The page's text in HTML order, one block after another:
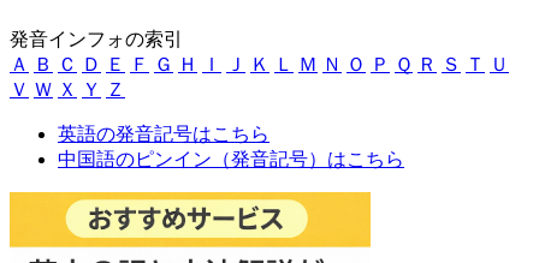
発音インフォの索引
Ａ
Ｂ Ｃ Ｄ Ｅ Ｆ Ｇ Ｈ Ｉ Ｊ Ｋ Ｌ Ｍ Ｎ Ｏ Ｐ Ｑ Ｒ Ｓ Ｔ
Ｕ
Ｖ Ｗ Ｘ Ｙ Ｚ
英語の発音記号はこちら
中国語のピンイン（発音記号）はこちら